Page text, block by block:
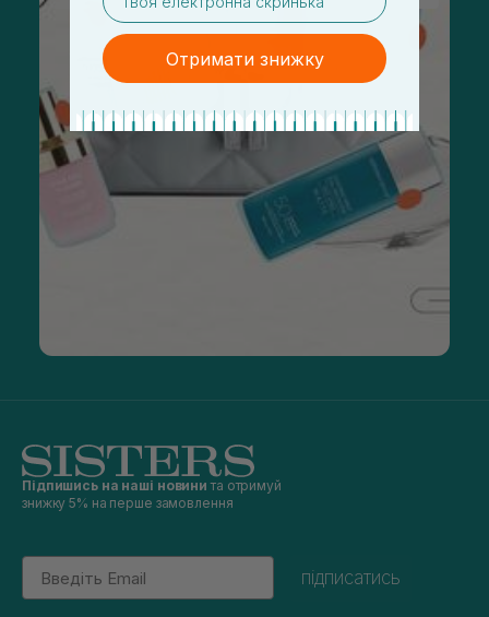
Підпишись на наші новини та отримуй
знижку 5% на перше замовлення
Email
підписатись
Отримати знижку